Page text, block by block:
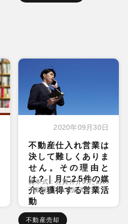
2020年09月30日
不動産仕入れ営業は
決して難しくありま
せん。その理由と
は？｜月に2.5件の媒
介を獲得する営業活
動
梶本式：売買仲介のための
不動産仕入れ理論入門
不動産売却